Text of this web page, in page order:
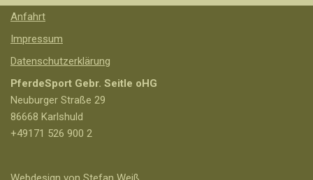
Anfahrt
Impressum
Datenschutzerklärung
PferdeSport Gebr. Seitle oHG
Neuburger Straße 29
86668 Karlshuld
+49171 526 900 2